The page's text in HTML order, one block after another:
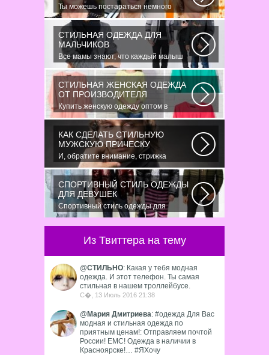
Ты можешь постараться немного
уплотнить свои тонкие волосы с
помощью специальных...
СТИЛЬНАЯ ОДЕЖДА ДЛЯ
МАЛЬЧИКОВ
Все мамы знают, что каждый малыш
индивидуальный. И проявлять эту
индивидуальность...
СТИЛЬНАЯ ЖЕНСКАЯ ОДЕЖДА
ОТ ПРОИЗВОДИТЕЛЯ
Купить женскую одежду оптом в
Украине можно повсеместно. Хорошо
ли это...
КАК СДЕЛАТЬ СТИЛЬНУЮ
МУЖСКУЮ ПРИЧЕСКУ
И, обратите внимание, стрижка
«британка» похожа на другую
родственную стрижку...
СПОРТИВНЫЙ СТИЛЬ ОДЕЖДЫ
ДЛЯ ДЕВУШЕК
Спортивный стиль одежды для
девушек 2016 — одно из самых
модных направлений...
Из Твиттера на тему
@СТИЛЬНО: Какая у тебя модная
одежда. И этот телефон. Ты самая
стильная в нашем троллейбусе.
С�, 13 Июль 2016 21:38
@ Мария Дмитриева: #одежда Для Вас
модная и стильная одежда по
приятным ценам!: Отправляем почтой
России! ЕМС! Одежда в наличии в
Красноярске!… #ЯХочу